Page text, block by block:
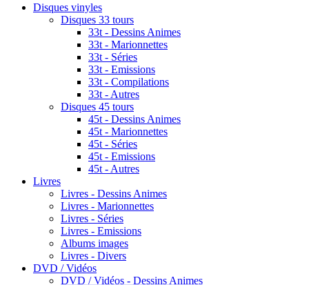
Disques vinyles
Disques 33 tours
33t - Dessins Animes
33t - Marionnettes
33t - Séries
33t - Emissions
33t - Compilations
33t - Autres
Disques 45 tours
45t - Dessins Animes
45t - Marionnettes
45t - Séries
45t - Emissions
45t - Autres
Livres
Livres - Dessins Animes
Livres - Marionnettes
Livres - Séries
Livres - Emissions
Albums images
Livres - Divers
DVD / Vidéos
DVD / Vidéos - Dessins Animes